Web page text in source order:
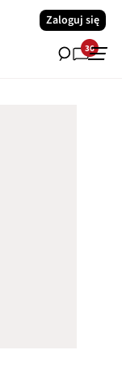
Zaloguj się
36